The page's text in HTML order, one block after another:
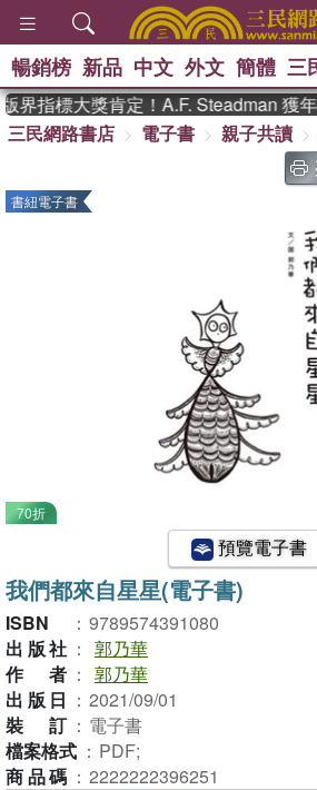
熱搜： 東野
、 如
國
孩：黎曼猜想
暢銷榜 新品 中文 外文 簡體 三
界指標大獎肯定！A.F. Steadman 獲
三民網路書店
電子書 親子共讀
書紐電子書
70折
預覽電子書
我們都來自星星(電子書)
ISBN ： 9789574391080
出版社 ： 郭乃華
作者 ： 郭乃華
出版日 ： 2021/09/01
裝訂 ： 電子書
檔案格式 ： PDF;
商品碼 ： 2222222396251